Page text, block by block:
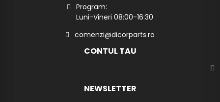
Program:
Luni-Vineri 08:00-16:30
comenzi@dicorparts.ro
CONTUL TAU
NEWSLETTER